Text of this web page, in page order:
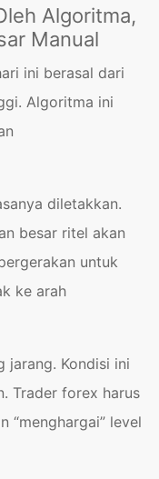
Algoritma,
Manual
ini berasal dari
Algoritma ini
diletakkan.
besar ritel akan
untuk
ke arah
jarang. Kondisi ini
Trader forex harus
“menghargai” level